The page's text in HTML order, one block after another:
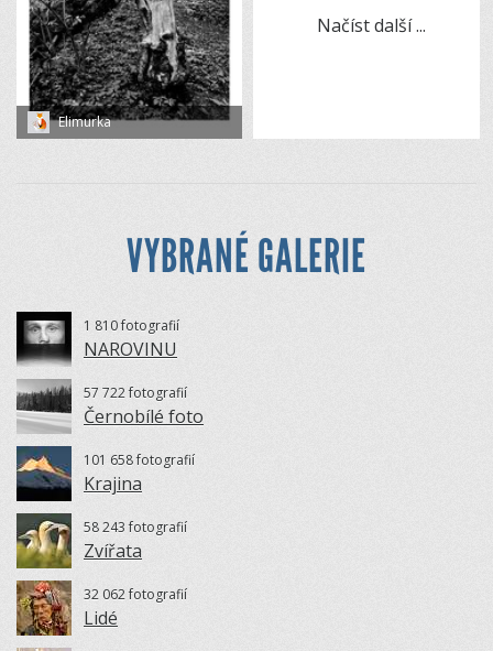
Elimurka
Načíst další ...
VYBRANÉ GALERIE
1 810 fotografií
NAROVINU
57 722 fotografií
Černobílé foto
101 658 fotografií
Krajina
58 243 fotografií
Zvířata
32 062 fotografií
Lidé